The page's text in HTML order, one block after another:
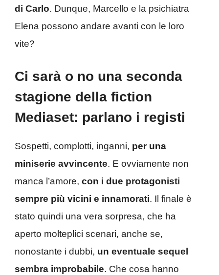
di Carlo. Dunque, Marcello e la psichiatra
Elena possono andare avanti con le loro
vite?
Ci sarà o no una seconda
stagione della fiction
Mediaset: parlano i registi
Sospetti, complotti, inganni, per una
miniserie avvincente. E ovviamente non
manca l’amore, con i due protagonisti
sempre più vicini e innamorati. Il finale è
stato quindi una vera sorpresa, che ha
aperto molteplici scenari, anche se,
nonostante i dubbi, un eventuale sequel
sembra improbabile. Che cosa hanno